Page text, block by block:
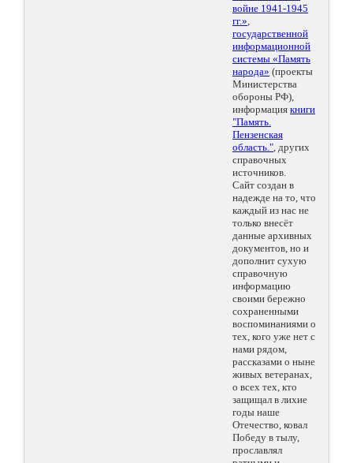
войне 1941-1945
гг.»,
государственной
информационной
системы «Память
народа» (проекты
Министерства
обороны РФ),
информация книги
"Память.
Пензенская
область.", других
справочных
источников.
Сайт создан в
надежде на то, что
каждый из нас не
только внесёт
данные архивных
документов, но и
дополнит сухую
справочную
информацию
своими бережно
сохраненными
воспоминаниями о
тех, кого уже нет с
нами рядом,
рассказами о ныне
живых ветеранах,
о всех тех, кто
защищал в лихие
годы наше
Отечество, ковал
Победу в тылу,
прославлял